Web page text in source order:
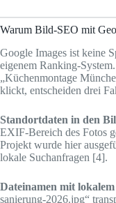
Warum Bild-SEO mit
Google Images ist keine
eigenem Ranking-
„Küchenmontage
klickt, entscheiden drei
Standortdaten in den
EXIF-Bereich des Fotos
Projekt wurde hier
lokale Suchanfragen [4].
Dateinamen mit
sanierung-2026.jpg“